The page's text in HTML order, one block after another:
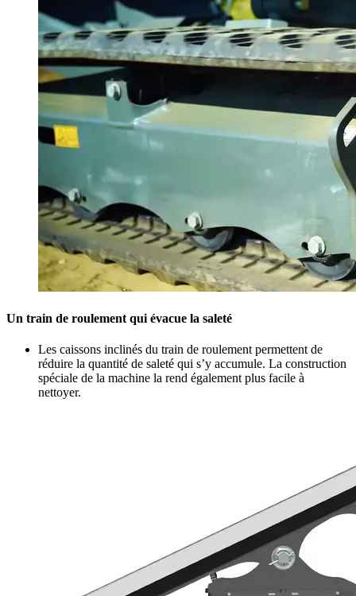
Un train de roulement qui évacue la saleté
Les caissons inclinés du train de roulement permettent de
réduire la quantité de saleté qui s’y accumule. La construction
spéciale de la machine la rend également plus facile à
nettoyer.